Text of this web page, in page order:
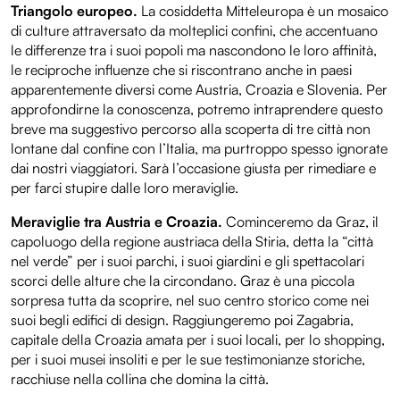
Triangolo europeo. La cosiddetta Mitteleuropa è un mosaico
di culture attraversato da molteplici confini, che accentuano
le differenze tra i suoi popoli ma nascondono le loro affinità,
le reciproche influenze che si riscontrano anche in paesi
apparentemente diversi come Austria, Croazia e Slovenia. Per
approfondirne la conoscenza, potremo intraprendere questo
breve ma suggestivo percorso alla scoperta di tre città non
lontane dal confine con l’Italia, ma purtroppo spesso ignorate
dai nostri viaggiatori. Sarà l’occasione giusta per rimediare e
per farci stupire dalle loro meraviglie.
Meraviglie tra Austria e Croazia. Cominceremo da Graz, il
capoluogo della regione austriaca della Stiria, detta la “città
nel verde” per i suoi parchi, i suoi giardini e gli spettacolari
scorci delle alture che la circondano. Graz è una piccola
sorpresa tutta da scoprire, nel suo centro storico come nei
suoi begli edifici di design. Raggiungeremo poi Zagabria,
capitale della Croazia amata per i suoi locali, per lo shopping,
per i suoi musei insoliti e per le sue testimonianze storiche,
racchiuse nella collina che domina la città.